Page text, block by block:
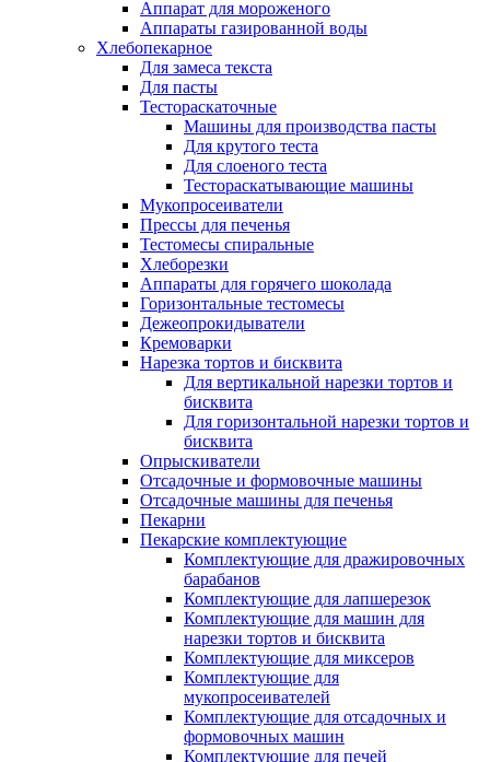
Аппарат для мороженого
Аппараты газированной воды
Хлебопекарное
Для замеса текста
Для пасты
Тестораскаточные
Машины для производства пасты
Для крутого теста
Для слоеного теста
Тестораскатывающие машины
Мукопросеиватели
Прессы для печенья
Тестомесы спиральные
Хлеборезки
Аппараты для горячего шоколада
Горизонтальные тестомесы
Дежеопрокидыватели
Кремоварки
Нарезка тортов и бисквита
Для вертикальной нарезки тортов и
бисквита
Для горизонтальной нарезки тортов и
бисквита
Опрыскиватели
Отсадочные и формовочные машины
Отсадочные машины для печенья
Пекарни
Пекарские комплектующие
Комплектующие для дражировочных
барабанов
Комплектующие для лапшерезок
Комплектующие для машин для
нарезки тортов и бисквита
Комплектующие для миксеров
Комплектующие для
мукопросеивателей
Комплектующие для отсадочных и
формовочных машин
Комплектующие для печей